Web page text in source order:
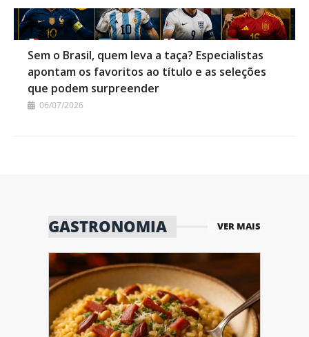
Sem o Brasil, quem leva a taça? Especialistas
apontam os favoritos ao título e as seleções
que podem surpreender
06/07/2026
GASTRONOMIA VER MAIS